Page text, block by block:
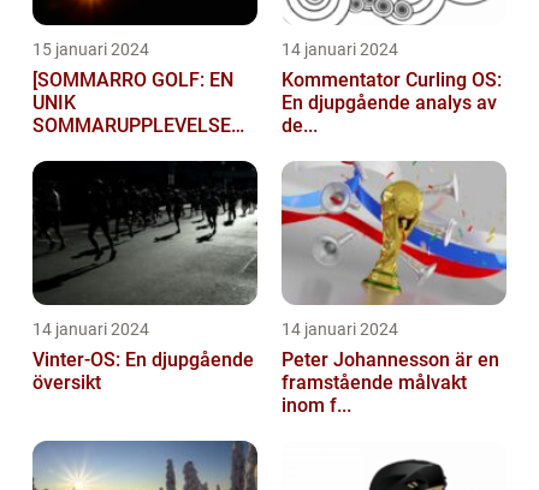
15 januari 2024
[SOMMARRO GOLF: EN
UNIK
SOMMARUPPLEVELSE
14 januari 2024
Kommentator Curling OS:
En djupgående analys av
de...
14 januari 2024
Vinter-OS: En djupgående
översikt
14 januari 2024
Peter Johannesson är en
framstående målvakt
inom f...